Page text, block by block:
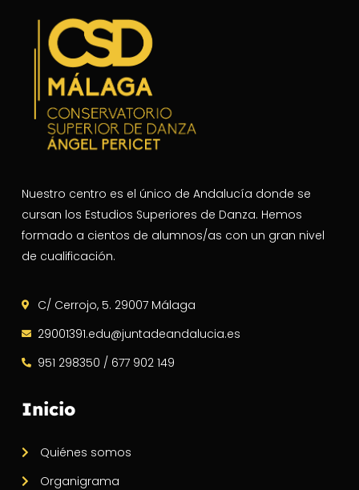
Nuestro centro es el único de Andalucía donde se
cursan los Estudios Superiores de Danza. Hemos
formado a cientos de alumnos/as con un gran nivel
de cualificación.
C/ Cerrojo, 5. 29007 Málaga
29001391.edu@juntadeandalucia.es
951 298350 / 677 902 149
Inicio
Quiénes somos
Organigrama